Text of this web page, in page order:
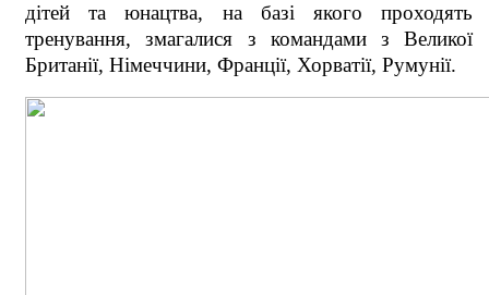
дітей та юнацтва, на базі якого проходять
тренування, змагалися з командами з Великої
Британії, Німеччини, Франції, Хорватії, Румунії.